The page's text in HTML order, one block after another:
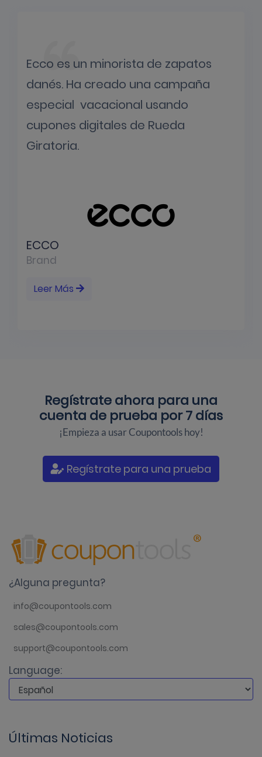
Ecco es un minorista de zapatos
danés. Ha creado una campaña
especial vacacional usando
cupones digitales de Rueda
Giratoria.
ECCO
Brand
Leer Más
Regístrate ahora para una
cuenta de prueba por 7 días
¡Empieza a usar Coupontools hoy!
Regístrate para una prueba
¿Alguna pregunta?
info@coupontools.com
sales@coupontools.com
support@coupontools.com
Language:
Últimas Noticias